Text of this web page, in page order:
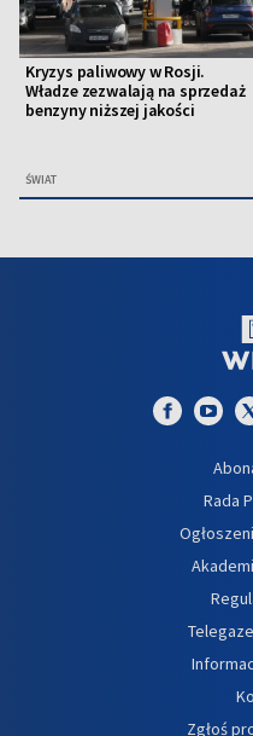
Kryzys paliwowy w Rosji.
Władze zezwalają na sprzedaż
benzyny niższej jakości
ŚWIAT
Rada
Zgłoś